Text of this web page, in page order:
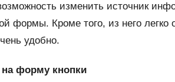
изменить источник
формы. Кроме того, из него легко
удобно.
форму кнопки